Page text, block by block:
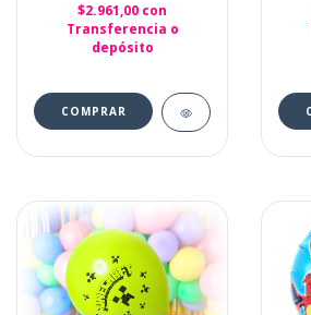
$2.961,00 con
Transferencia o
depósito